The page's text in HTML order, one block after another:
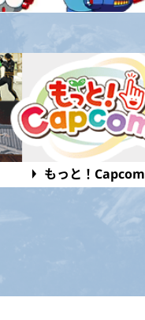
もっと！Capcom